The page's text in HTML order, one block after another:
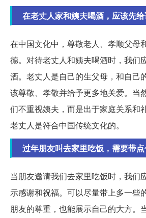
在老丈人家和姨夫喝酒，应该先
在中国文化中，尊敬老人、孝顺父母
德。对待老丈人和姨夫喝酒时，我们
酒。老丈人是自己的生父母，和自己
该尊敬、孝敬并给予更多地关爱。当
们不重视姨夫，而是出于家庭关系和
老丈人是符合中国传统文化的。
过年朋友叫去家里吃饭，需要带
当朋友邀请我们去家里吃饭时，我们
示感谢和祝福。可以尽量带上多一些
朋友的尊重，也能展示自己的大方。